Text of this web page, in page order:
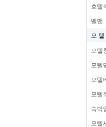
호텔
벨맨
모 텔
모텔
모텔
모텔
모텔
숙박
모텔